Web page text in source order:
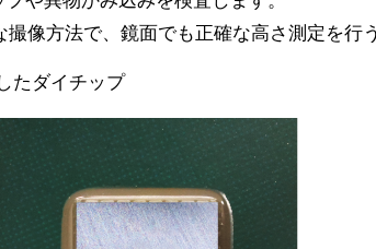
像方法で、鏡面でも正確な高さ測定を行
たダイチップ